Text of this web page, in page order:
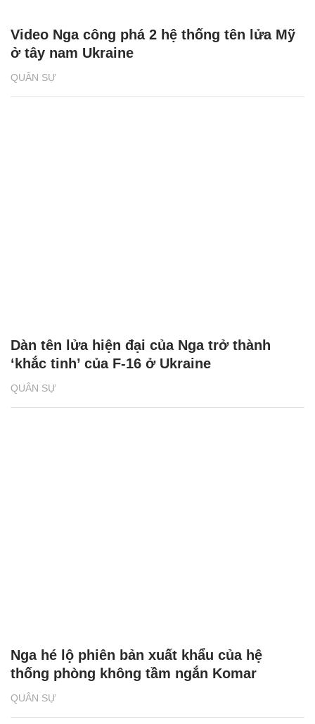
QUÂN SỰ
Video Nga công phá 2 hệ thống tên lửa Mỹ
ở tây nam Ukraine
QUÂN SỰ
Dàn tên lửa hiện đại của Nga trở thành
‘khắc tinh’ của F-16 ở Ukraine
QUÂN SỰ
Nga hé lộ phiên bản xuất khẩu của hệ
thống phòng không tầm ngắn Komar